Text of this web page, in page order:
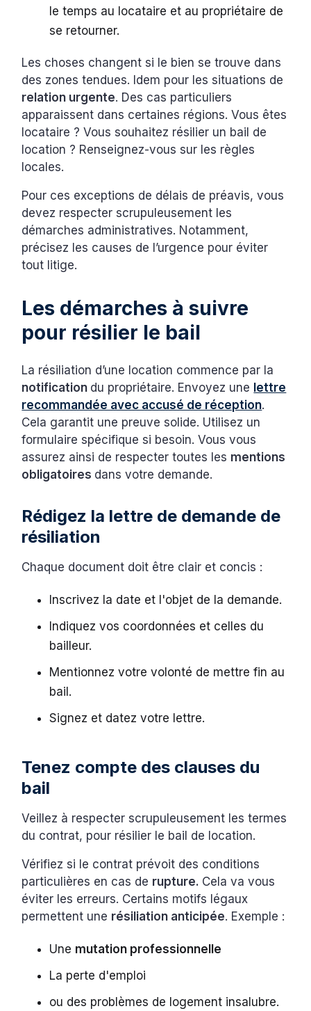
le temps au locataire et au propriétaire de
se retourner.
Les choses changent si le bien se trouve dans
des zones tendues. Idem pour les situations de
relation urgente. Des cas particuliers
apparaissent dans certaines régions. Vous êtes
locataire ? Vous souhaitez résilier un bail de
location ? Renseignez-vous sur les règles
locales.
Pour ces exceptions de délais de préavis, vous
devez respecter scrupuleusement les
démarches administratives. Notamment,
précisez les causes de l’urgence pour éviter
tout litige.
Les démarches à suivre
pour résilier le bail
La résiliation d’une location commence par la
notification du propriétaire. Envoyez une lettre
recommandée avec accusé de réception.
Cela garantit une preuve solide. Utilisez un
formulaire spécifique si besoin. Vous vous
assurez ainsi de respecter toutes les mentions
obligatoires dans votre demande.
Rédigez la lettre de demande de
résiliation
Chaque document doit être clair et concis :
Inscrivez la date et l'objet de la demande.
Indiquez vos coordonnées et celles du
bailleur.
Mentionnez votre volonté de mettre fin au
bail.
Signez et datez votre lettre.
Tenez compte des clauses du
bail
Veillez à respecter scrupuleusement les termes
du contrat, pour résilier le bail de location.
Vérifiez si le contrat prévoit des conditions
particulières en cas de rupture. Cela va vous
éviter les erreurs. Certains motifs légaux
permettent une résiliation anticipée. Exemple :
Une mutation professionnelle
La perte d'emploi
ou des problèmes de logement insalubre.